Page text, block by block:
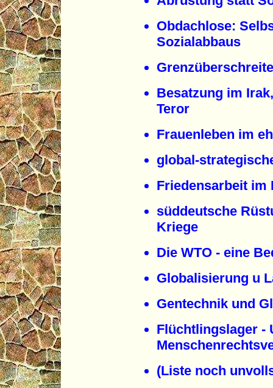
Obdachlose:
Sozialabbaus
Besatzung im
Teror
Frauenleben im
global-
Friedensarbeit im
süddeutsche
Kriege
Die WTO - eine
Globalisierung u
Gentechnik und
Flüchtlingslager -
(Liste noch